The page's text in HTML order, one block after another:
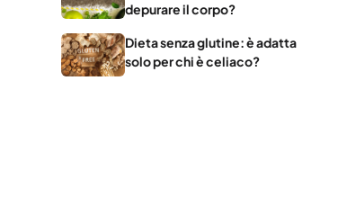
depurare il corpo?
Dieta senza glutine: è adatta
solo per chi è celiaco?